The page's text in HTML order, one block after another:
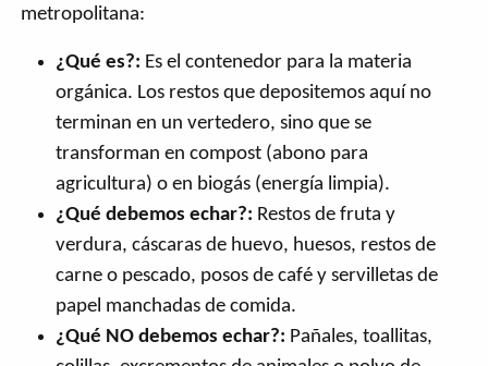
metropolitana:
¿Qué es?: Es el contenedor para la materia
orgánica. Los restos que depositemos aquí no
terminan en un vertedero, sino que se
transforman en compost (abono para
agricultura) o en biogás (energía limpia).
¿Qué debemos echar?: Restos de fruta y
verdura, cáscaras de huevo, huesos, restos de
carne o pescado, posos de café y servilletas de
papel manchadas de comida.
¿Qué NO debemos echar?: Pañales, toallitas,